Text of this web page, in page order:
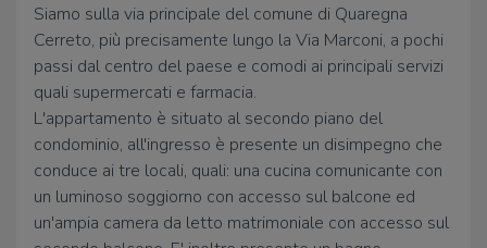
Siamo sulla via principale del comune di Quaregna
Cerreto, più precisamente lungo la Via Marconi, a pochi
passi dal centro del paese e comodi ai principali servizi
quali supermercati e farmacia.
L'appartamento è situato al secondo piano del
condominio, all'ingresso è presente un disimpegno che
conduce ai tre locali, quali: una cucina comunicante con
un luminoso soggiorno con accesso sul balcone ed
un'ampia camera da letto matrimoniale con accesso sul